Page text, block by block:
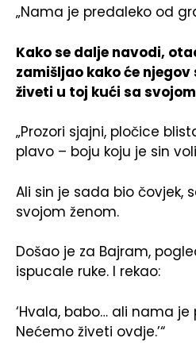
„Nama je predaleko od
Kako se dalje navodi,
zamišljao kako će
živeti u toj kući sa
„Prozori sjajni, pločice
plavo – boju koju je sin
Ali sin je sada bio čovjek,
svojom ženom.
Došao je za Bajram,
ispucale ruke. I rekao:
‘Hvala, babo… ali nama
Nećemo živeti ovdje.’“